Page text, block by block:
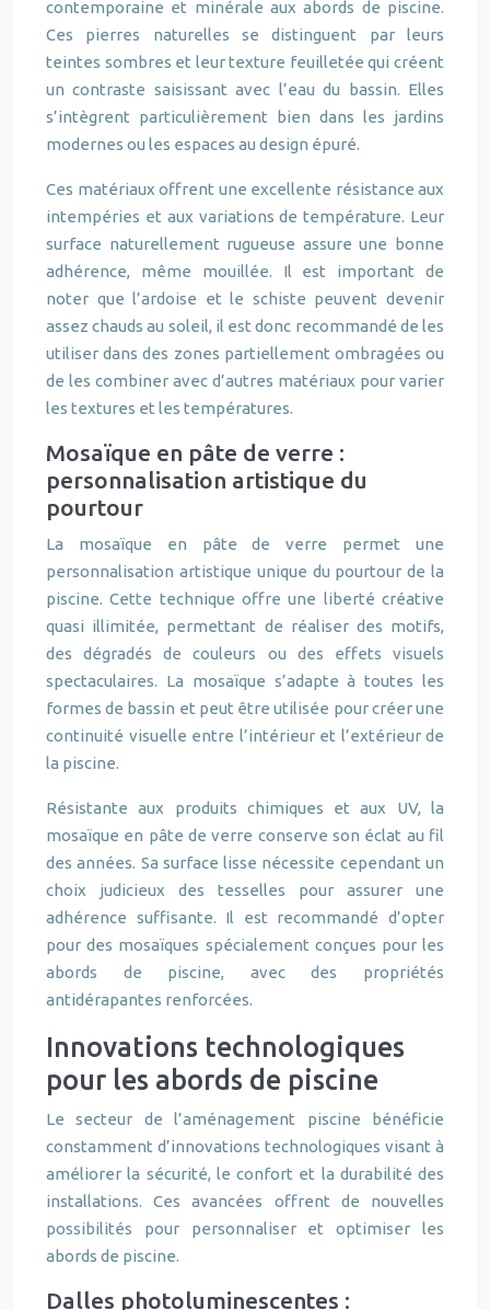
contemporaine et minérale aux abords de piscine.
Ces pierres naturelles se distinguent par leurs
teintes sombres et leur texture feuilletée qui créent
un contraste saisissant avec l’eau du bassin. Elles
s’intègrent particulièrement bien dans les jardins
modernes ou les espaces au design épuré.
Ces matériaux offrent une excellente résistance aux
intempéries et aux variations de température. Leur
surface naturellement rugueuse assure une bonne
adhérence, même mouillée. Il est important de
noter que l’ardoise et le schiste peuvent devenir
assez chauds au soleil, il est donc recommandé de les
utiliser dans des zones partiellement ombragées ou
de les combiner avec d’autres matériaux pour varier
les textures et les températures.
Mosaïque en pâte de verre :
personnalisation artistique du
pourtour
La mosaïque en pâte de verre permet une
personnalisation artistique unique du pourtour de la
piscine. Cette technique offre une liberté créative
quasi illimitée, permettant de réaliser des motifs,
des dégradés de couleurs ou des effets visuels
spectaculaires. La mosaïque s’adapte à toutes les
formes de bassin et peut être utilisée pour créer une
continuité visuelle entre l’intérieur et l’extérieur de
la piscine.
Résistante aux produits chimiques et aux UV, la
mosaïque en pâte de verre conserve son éclat au fil
des années. Sa surface lisse nécessite cependant un
choix judicieux des tesselles pour assurer une
adhérence suffisante. Il est recommandé d’opter
pour des mosaïques spécialement conçues pour les
abords de piscine, avec des propriétés
antidérapantes renforcées.
Innovations technologiques
pour les abords de piscine
Le secteur de l’aménagement piscine bénéficie
constamment d’innovations technologiques visant à
améliorer la sécurité, le confort et la durabilité des
installations. Ces avancées offrent de nouvelles
possibilités pour personnaliser et optimiser les
abords de piscine.
Dalles photoluminescentes :